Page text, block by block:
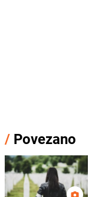
/ Povezano